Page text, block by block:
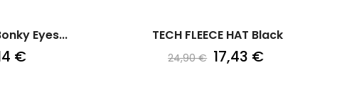
Eyes...
€
TECH FLEECE HAT Black
24,90 € 17,43 €